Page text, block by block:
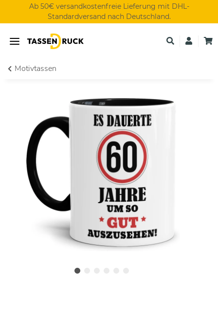
Ab 50€ versandkostenfreie Lieferung mit DHL-
Standardversand nach Deutschland.
Motivtassen